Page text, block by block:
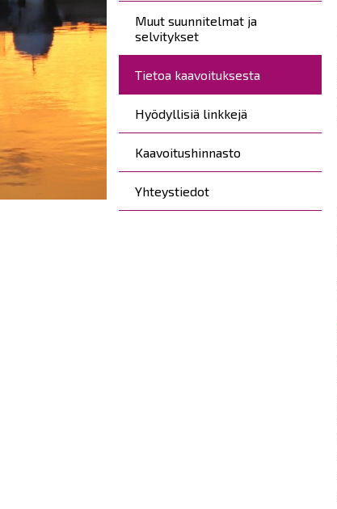
Muut suunnitelmat ja
selvitykset
Tietoa kaavoituksesta
Hyödyllisiä linkkejä
Kaavoitushinnasto
Yhteystiedot